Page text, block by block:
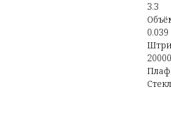
3.3
0.039